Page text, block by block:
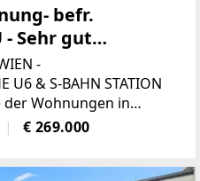
befr.
- Sehr gut
65,28 m² WFL
-
U6 & S-BAHN STATION
der Wohnungen in
Ausstattung und
der sehr guten Lage
€ 269.000